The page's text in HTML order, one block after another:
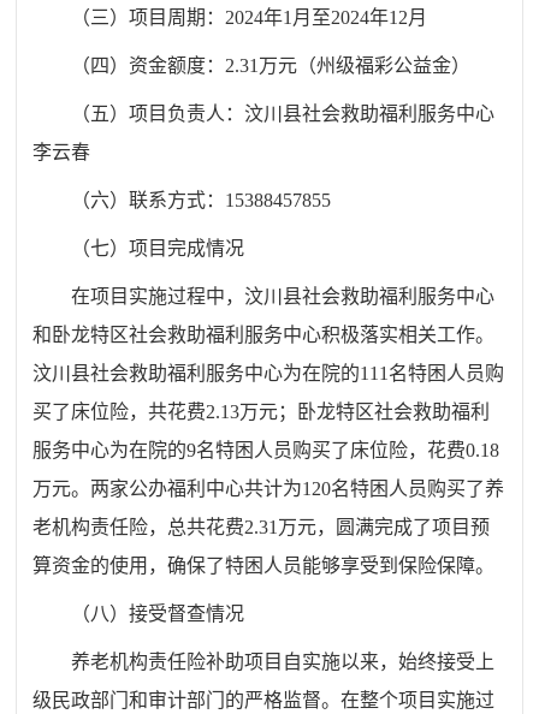
（三）项目周期：2024年1月至2024年12月
（四）资金额度：2.31万元（州级福彩公益金）
（五）项目负责人：汶川县社会救助福利服务中心
李云春
（六）联系方式：15388457855
（七）项目完成情况
在项目实施过程中，汶川县社会救助福利服务中心
和卧龙特区社会救助福利服务中心积极落实相关工作。
汶川县社会救助福利服务中心为在院的111名特困人员购
买了床位险，共花费2.13万元；卧龙特区社会救助福利
服务中心为在院的9名特困人员购买了床位险，花费0.18
万元。两家公办福利中心共计为120名特困人员购买了养
老机构责任险，总共花费2.31万元，圆满完成了项目预
算资金的使用，确保了特困人员能够享受到保险保障。
（八）接受督查情况
养老机构责任险补助项目自实施以来，始终接受上
级民政部门和审计部门的严格监督。在整个项目实施过